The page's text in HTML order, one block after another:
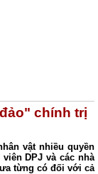
chính trị
vật nhiều quyền
DPJ và các nhà
từng có đối với cả